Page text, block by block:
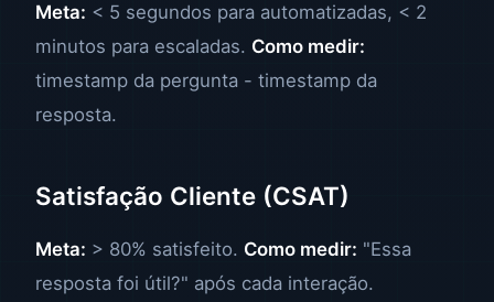
Meta: < 5 segundos para automatizadas, < 2
minutos para escaladas. Como medir:
timestamp da pergunta - timestamp da
resposta.
Satisfação Cliente (CSAT)
Meta: > 80% satisfeito. Como medir: "Essa
resposta foi útil?" após cada interação.